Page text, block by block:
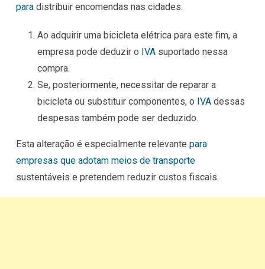
para distribuir encomendas nas cidades.
Ao adquirir uma bicicleta elétrica para este fim, a
empresa pode deduzir o IVA suportado nessa
compra.
Se, posteriormente, necessitar de reparar a
bicicleta ou substituir componentes, o IVA dessas
despesas também pode ser deduzido.
Esta alteração é especialmente relevante para
empresas que adotam meios de transporte
sustentáveis e pretendem reduzir custos fiscais.